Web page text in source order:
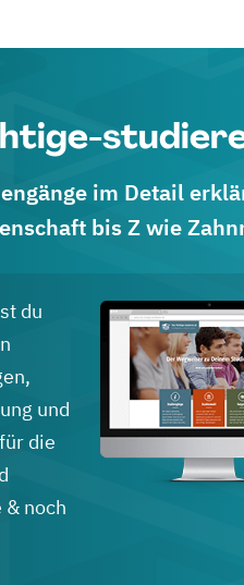
im Detail
bis Z wie
du
und
die
& noch